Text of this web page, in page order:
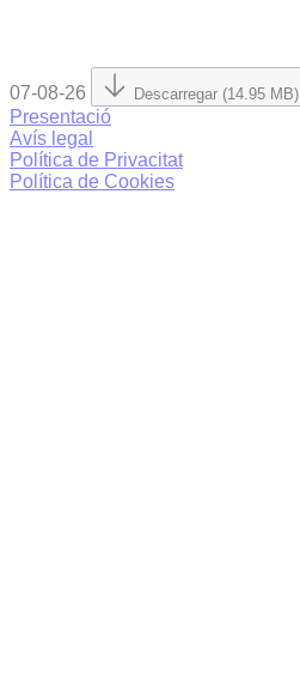
07-08-26 Descarregar (14.95 MB)
Presentació
Avís legal
Política de Privacitat
Política de Cookies